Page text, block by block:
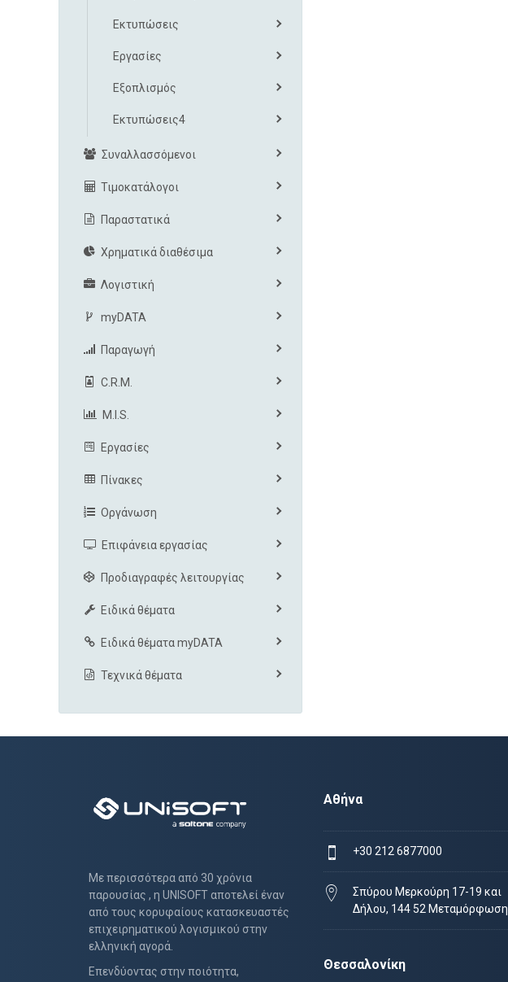
Εκτυπώσεις
Εργασίες
Εξοπλισμός
Εκτυπώσεις4
Συναλλασσόμενοι
Τιμοκατάλογοι
Παραστατικά
Χρηματικά διαθέσιμα
Λογιστική
myDATA
Παραγωγή
C.R.M.
M.I.S.
Εργασίες
Πίνακες
Οργάνωση
Επιφάνεια εργασίας
Προδιαγραφές λειτουργίας
Ειδικά θέματα
Ειδικά θέματα myDATA
Τεχνικά θέματα
Με περισσότερα από 30 χρόνια
παρουσίας , η UNISOFT αποτελεί έναν
από τους κορυφαίους κατασκευαστές
επιχειρηματικού λογισμικού στην
ελληνική αγορά.
Επενδύοντας στην ποιότητα,
Αθήνα
+30 212 6877000
Σπύρου Μερκούρη 17-19 και
Δήλου, 144 52 Μεταμόρφωση
Θεσσαλονίκη